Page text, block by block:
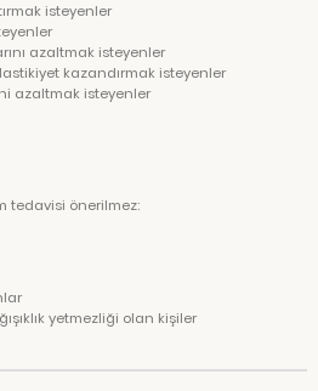
isteyenler
azaltmak isteyenler
kazandırmak isteyenler
azaltmak isteyenler
tedavisi önerilmez:
yetmezliği olan kişiler